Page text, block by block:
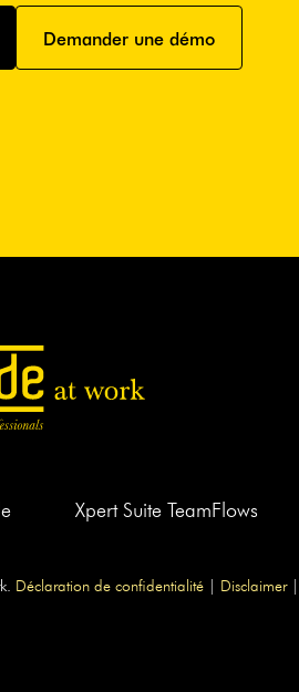
Demander une démo
Xpert Suite TeamFlows
Déclaration de confidentialité | Disclaimer|